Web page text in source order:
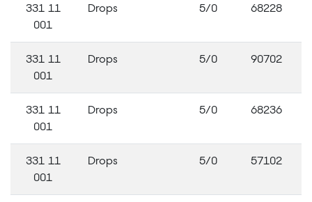
331 11
001
Drops 5/0 68228
331 11
001
Drops 5/0 90702
331 11
001
Drops 5/0 68236
331 11
001
Drops 5/0 57102